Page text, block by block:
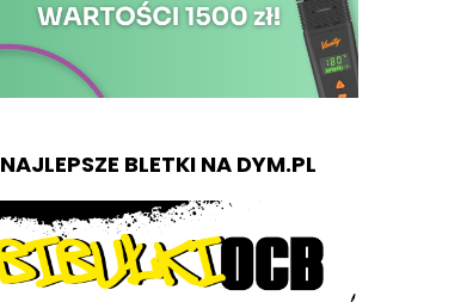
NAJLEPSZE BLETKI NA DYM.PL